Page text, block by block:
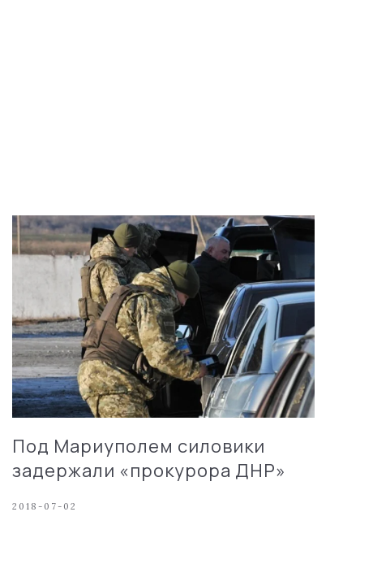
Под Мариуполем силовики
задержали «прокурора ДНР»
2018-07-02